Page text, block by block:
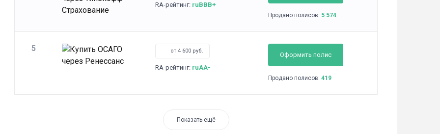
RA-рейтинг: ruBBB+
Продано полисов: 5 574
5 от 4 600 руб.
RA-рейтинг: ruAA-
Оформить полис
Продано полисов: 419
Показать ещё